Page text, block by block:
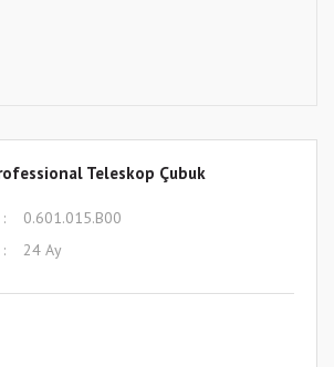
Teleskop Çubuk
0.601.015.B00
24 Ay